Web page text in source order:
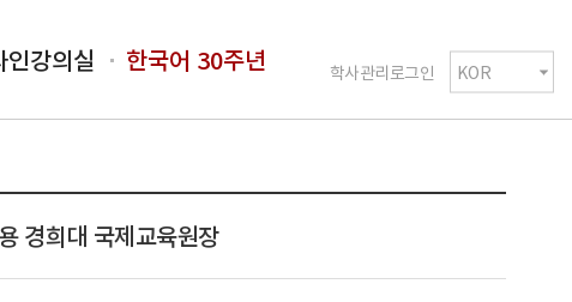
학사관리로그인
인강의실 한국어 30주년
경희대 국제교육원장